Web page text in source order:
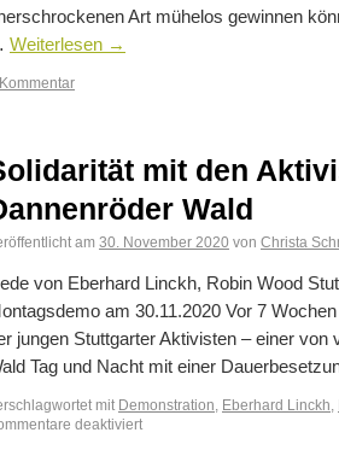
Art mühelos gewinnen
Weiterlesen →
mit den
Wald
am 30. November 2020 von Christa
von Eberhard Linckh, Robin Wood
am 30.11.2020 Vor 7
jungen Stuttgarter Aktivisten – einer von
Tag und Nacht mit einer
mit Demonstration Eberhard Linckh
deaktiviert